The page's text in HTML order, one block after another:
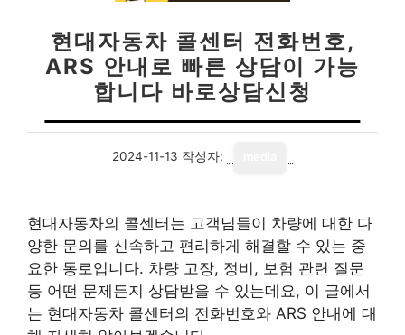
현대자동차 콜센터 전화번호,
ARS 안내로 빠른 상담이 가능
합니다 바로상담신청
2024-11-13 작성자:
현대자동차의 콜센터는 고객님들이 차량에 대한 다
양한 문의를 신속하고 편리하게 해결할 수 있는 중
요한 통로입니다. 차량 고장, 정비, 보험 관련 질문
등 어떤 문제든지 상담받을 수 있는데요, 이 글에서
는 현대자동차 콜센터의 전화번호와 ARS 안내에 대